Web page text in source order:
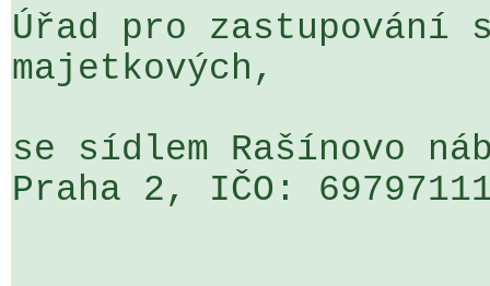
Úřad pro zastupování
majetkových,
se sídlem Rašínovo
Praha 2, IČO: